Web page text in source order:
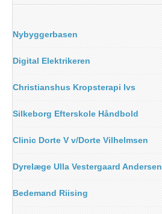
Nybyggerbasen
Digital Elektrikeren
Christianshus Kropsterapi Ivs
Silkeborg Efterskole Håndbold
Clinic Dorte V v/Dorte Vilhelmsen
Dyrelæge Ulla Vestergaard Andersen
Bedemand Riising